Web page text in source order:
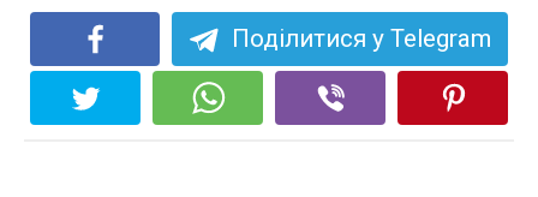
Поділитися у Telegram